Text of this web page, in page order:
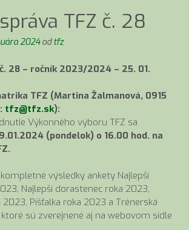
TFZ č. 28
2024odtfz
28 – ročník 2023/2024 – 25. 01.
TFZ (Martina Žalmanová, 0915
tfz@tfz.sk):
Výkonného výboru TFZ sa
(pondelok) o 16.00 hod. na
výsledky ankety Najlepší
Najlepší dorastenec roka 2023,
2023, Píšťalka roka 2023 a Trénerská
sú zverejnené aj na webovom sídle